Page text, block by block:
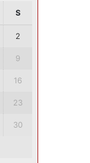
S
2
9
16
23
30